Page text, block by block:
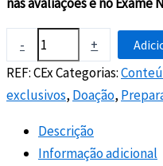
-
Quantidade
de
Conteúdos
exclusivos
EstudaFQ.pt
+
REF:CExCategorias:
exclusivos, Doação,
Descrição
Informação adicional